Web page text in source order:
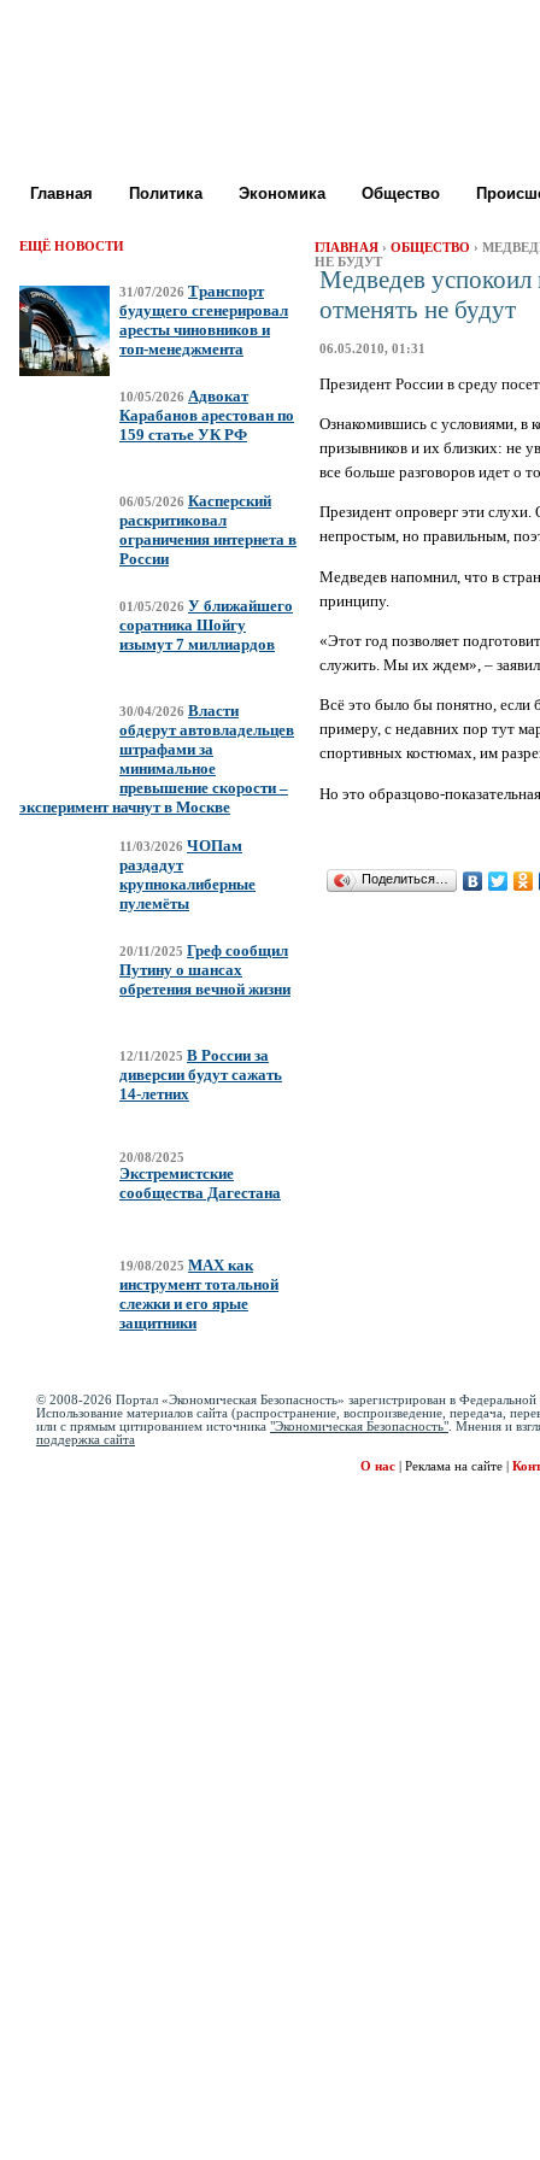
Главная Политика Экономика Общество
ЕЩЁ НОВОСТИ
31/07/2026 Транспорт
будущего сгенерировал
аресты чиновников и
топ-менеджмента
10/05/2026 Адвокат
Карабанов арестован по
159 статье УК РФ
06/05/2026 Касперский
раскритиковал
ограничения интернета в
России
01/05/2026 У ближайшего
соратника Шойгу
изымут 7 миллиардов
30/04/2026 Власти
обдерут автовладельцев
штрафами за
минимальное
превышение скорости –
эксперимент начнут в Москве
11/03/2026 ЧОПам
раздадут
крупнокалиберные
пулемёты
20/11/2025 Греф сообщил
Путину о шансах
обретения вечной жизни
12/11/2025 В России за
диверсии будут сажать
14-летних
20/08/2025
Экстремистские
сообщества Дагестана
19/08/2025 MAX как
инструмент тотальной
слежки и его ярые
защитники
ГЛАВНАЯ › ОБЩЕСТВО ›
НЕ БУДУТ
Медведев
отменять не будут
06.05.2010, 01:31
Президент России в среду
Ознакомившись с условиями, в
призывников и их близких: не
все больше разговоров идет о
Президент опроверг эти
непростым, но правильным,
Медведев напомнил, что в
принципу.
«Этот год позволяет
служить. Мы их ждем», – заявил
Всё это было бы понятно, если
примеру, с недавних пор тут
спортивных костюмах, им
Но это образцово-
Поделиться…
© 2008-2026 Портал «Экономическая Безопасность» зарегистрирован в
Использование материалов сайта (распространение, воспроизведение, передача,
или с прямым цитированием источника "Экономическая Безопасность" . Мнения и
поддержка сайта
О нас
Реклама на сайте